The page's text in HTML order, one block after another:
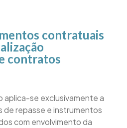
contratuais
contratos
aplica-se exclusivamente a
repasse e instrumentos
com envolvimento da